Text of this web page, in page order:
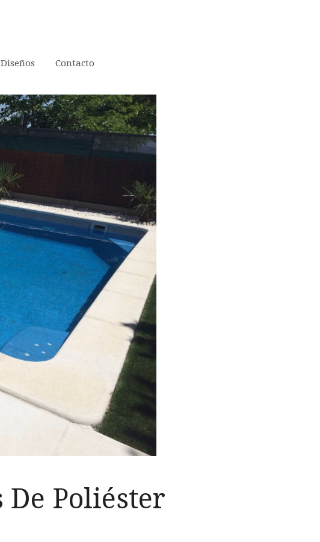
Diseños Contacto
De Poliéster